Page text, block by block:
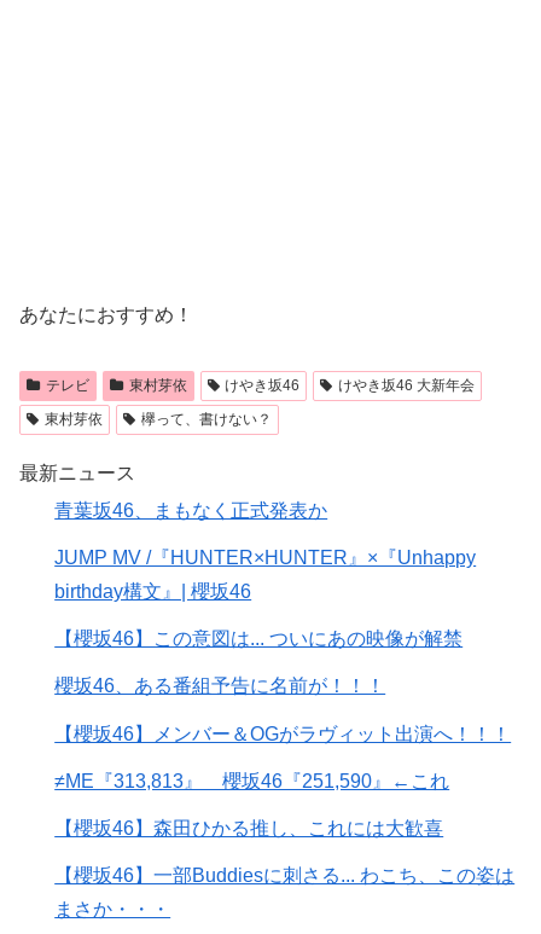
あなたにおすすめ！
テレビ 東村芽依 けやき坂46
けやき坂46 大新年会
東村芽依
欅って、書けない？
最新ニュース
青葉坂46、まもなく正式発表か
JUMP MV /『HUNTER×HUNTER』×『Unhappy
birthday構文』| 櫻坂46
【櫻坂46】この意図は... ついにあの映像が解禁
櫻坂46、ある番組予告に名前が！！！
【櫻坂46】メンバー＆OGがラヴィット出演へ！！！
≠ME『313,813』 櫻坂46『251,590』←これ
【櫻坂46】森田ひかる推し、これには大歓喜
【櫻坂46】一部Buddiesに刺さる... わこち、この姿は
まさか・・・